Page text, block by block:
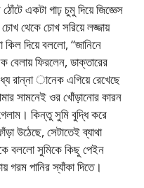
একটা গাঢ় চুমু দিয়ে জিজ্ঞেস
থেকে চোখ সরিয়ে লজ্জায়
দিয়ে বললো, “জানিনে
বেলায় ফিরলেন, ডাক্তারের
রান্না ানেক এগিয়ে রেখেছে
সামনেই ওর খোঁড়ানোর কারন
কিন্তু সুমি বুদ্ধি করে
উঠেছে, সেটাতেই ব্যাথা
বললো সুমিকে কিছু পেইন
পানির স্যাঁকা দিতে।